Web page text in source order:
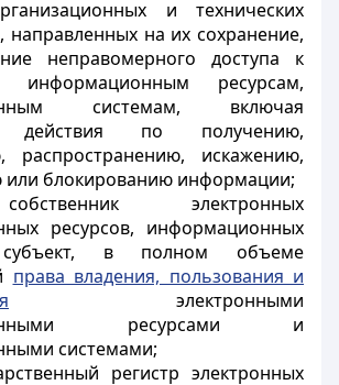
и технических
направленных на их сохранение,
неправомерного доступа к
информационным ресурсам,
системам, включая
действия по получению,
распространению, искажению,
блокированию информации;
электронных
ресурсов, информационных
в полном объеме
права владения, пользования и
электронными
ресурсами и
системами;
регистр электронных